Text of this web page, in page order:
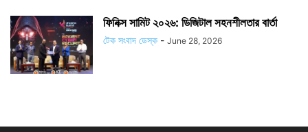
ফিনিক্স সামিট ২০২৬: ডিজিটাল সহনশীলতার বার্তা
টেক সংবাদ ডেস্ক - June 28, 2026